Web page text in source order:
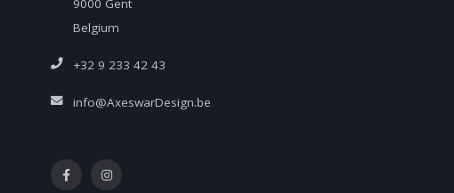
Belgium
+32 9 233 42 43
info@AxeswarDesign.be